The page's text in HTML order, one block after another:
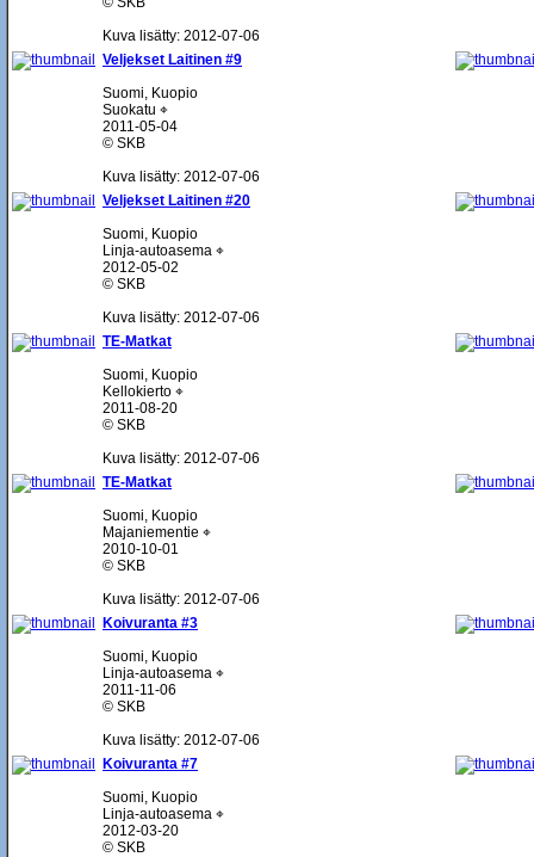
Kuva lisätty: 2012-07-06
Veljekset Laitinen #9
Suomi, Kuopio
Suokatu ⌖
2011-05-04
© SKB
Kuva lisätty: 2012-07-06
Veljekset Laitinen #20
Suomi, Kuopio
Linja-autoasema ⌖
2012-05-02
© SKB
Kuva lisätty: 2012-07-06
TE-Matkat
Suomi, Kuopio
Kellokierto ⌖
2011-08-20
© SKB
Kuva lisätty: 2012-07-06
TE-Matkat
Suomi, Kuopio
Majaniementie ⌖
2010-10-01
© SKB
Kuva lisätty: 2012-07-06
Koivuranta #3
Suomi, Kuopio
Linja-autoasema ⌖
2011-11-06
© SKB
Kuva lisätty: 2012-07-06
Koivuranta #7
Suomi, Kuopio
Linja-autoasema ⌖
2012-03-20
© SKB